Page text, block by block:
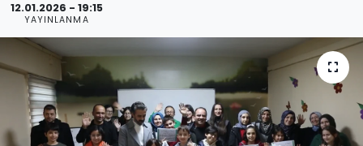
12.01.2026 - 19:15
YAYINLANMA